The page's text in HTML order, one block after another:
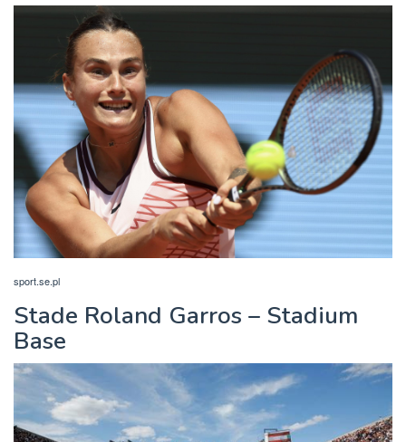
sport.se.pl
Stade Roland Garros – Stadium
Base